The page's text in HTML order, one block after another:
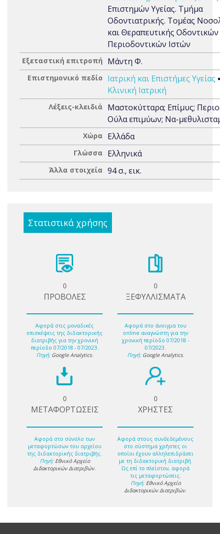
Επιστημών Υγείας. Τμήμα
Οδοντιατρικής. Τομέας
και Θεραπευτικής Οδοντικών
Περιοδοντικών Ιστών
Εξεταστική επιτροπή Μάντη Φ.
Επιστημονικό πεδίο Ιατρική και Επιστήμες Υγείας
Κλινική Ιατρική
Λέξεις-κλειδιά
Μαστοκύτταρα; Επίμυς;
Ούλα επιμύων; Να-
Χώρα Ελλάδα
Γλώσσα Ελληνικά
Άλλα στοιχεία 94 σ., εικ.
Στατιστικά χρήσης
0
ΠΡΟΒΟΛΕΣ
Αφορά στις μοναδικές
επισκέψεις της διδακτορικής
διατριβής για την χρονική
περίοδο 07/2018 - 07/2023.
Πηγή: Google Analytics.
0
ΞΕΦΥΛΛΙΣΜΑΤΑ
Αφορά στο άνοιγμα του
online αναγνώστη για την
χρονική περίοδο 07/2018 -
07/2023.
Πηγή: Google Analytics.
0
ΜΕΤΑΦΟΡΤΩΣΕΙΣ
Αφορά στο σύνολο των
μεταφορτώσων του αρχείου
της διδακτορικής διατριβής.
Πηγή: Εθνικό Αρχείο
Διδακτορικών Διατριβών.
0
ΧΡΗΣΤΕΣ
Αφορά στους συνδεδεμένους
στο σύστημα χρήστες οι
οποίοι έχουν αλληλεπιδράσει
με τη διδακτορική διατριβή.
Ως επί το πλείστον, αφορά
τις μεταφορτώσεις.
Πηγή: Εθνικό Αρχείο
Διδακτορικών Διατριβών.